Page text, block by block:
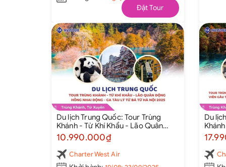
Đặt Tour
Du lịch Trung Quốc: Tour Trùng
Khánh - Từ Khí Khẩu - Lão Quân
Động - Hồng Nhai Động - Ga tàu Lý
Tử Bá 5N4Đ từ Hà Nội 2025
10.990.000₫
Charter West Air
Du
Nhai
Tịnh
2025